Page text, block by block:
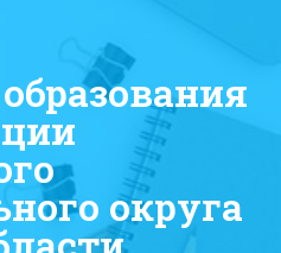
округа